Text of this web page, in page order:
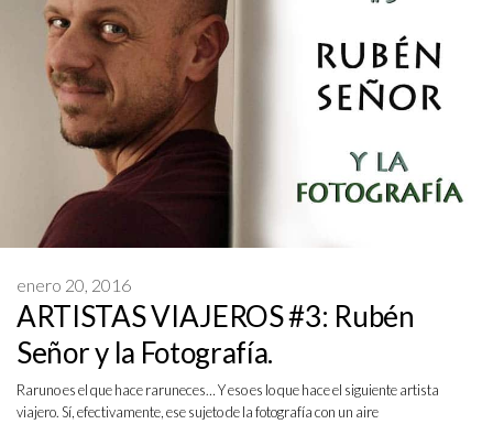
ARTISTAS VIAJEROS #3: Rubén
Señor y la Fotografía.
enero 20, 2016
Raruno es el que hace raruneces… Y eso es lo que hace el siguiente artista
viajero. Sí, efectivamente, ese sujeto de la fotografía con un aire